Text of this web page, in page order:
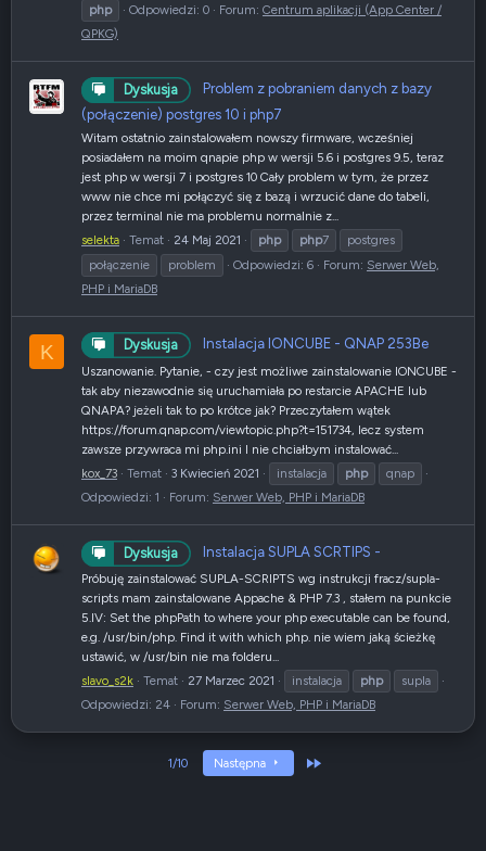
php
Odpowiedzi: 0 Forum: Centrum aplikacji (App Center /
QPKG)
Dyskusja
Problem z pobraniem danych z bazy
(połączenie) postgres 10 i php7
Witam ostatnio zainstalowałem nowszy firmware, wcześniej
posiadałem na moim qnapie php w wersji 5.6 i postgres 9.5, teraz
jest php w wersji 7 i postgres 10 Cały problem w tym, że przez
www nie chce mi połączyć się z bazą i wrzucić dane do tabeli,
przez terminal nie ma problemu normalnie z...
selekta
Temat 24 Maj 2021 php php7
postgres
połączenie
problem Odpowiedzi: 6 Forum: Serwer Web,
PHP i MariaDB
K Dyskusja Instalacja IONCUBE - QNAP 253Be
Uszanowanie. Pytanie, - czy jest możliwe zainstalowanie IONCUBE -
tak aby niezawodnie się uruchamiała po restarcie APACHE lub
QNAPA? jeżeli tak to po krótce jak? Przeczytałem wątek
https://forum.qnap.com/viewtopic.php?t=151734, lecz system
zawsze przywraca mi php.ini I nie chciałbym instalować...
kox_73
Temat 3 Kwiecień 2021 instalacja php
qnap
Odpowiedzi: 1
Forum: Serwer Web, PHP i MariaDB
Dyskusja Instalacja SUPLA SCRTIPS -
Próbuję zainstalować SUPLA-SCRIPTS wg instrukcji fracz/supla-
scripts mam zainstalowane Appache & PHP 7.3 , stałem na punkcie
5.IV: Set the phpPath to where your php executable can be found,
e.g. /usr/bin/php. Find it with which php. nie wiem jaką ścieżkę
ustawić, w /usr/bin nie ma folderu...
slavo_s2k
Temat 27 Marzec 2021 instalacja php
supla
Odpowiedzi: 24
Forum: Serwer Web, PHP i MariaDB
1/10 Następna